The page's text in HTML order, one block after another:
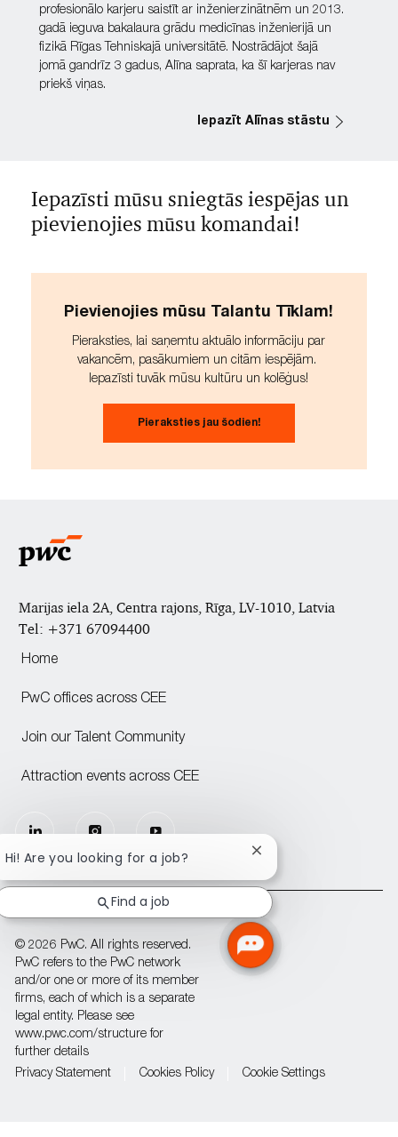
profesionālo karjeru saistīt ar inženierzinātnēm un 2013.
gadā ieguva bakalaura grādu medicīnas inženierijā un
fizikā Rīgas Tehniskajā universitātē. Nostrādājot šajā
jomā gandrīz 3 gadus, Alīna saprata, ka šī karjeras nav
priekš viņas.
Iepazīt Alīnas stāstu
Iepazīsti mūsu sniegtās iespējas un
pievienojies mūsu komandai!
Pievienojies mūsu Talantu Tīklam!
Pieraksties, lai saņemtu aktuālo informāciju par
vakancēm, pasākumiem un citām iespējām.
Iepazīsti tuvāk mūsu kultūru un kolēģus!
Pieraksties jau šodien!
Marijas iela 2A, Centra rajons, Rīga, LV-1010, Latvia​​​​​​​
Tel: +371 67094400
Home
PwC offices across CEE
Join our Talent Community
Attraction events across CEE
follow
us
© 2026 PwC. All rights reserved.
PwC refers to the PwC network
and/or one or more of its member
firms, each of which is a separate
legal entity. Please see
www.pwc.com/structure for
further details
Privacy Statement
Cookies Policy Cookie Settings
Hi! Are you looking for a job?
Close
chatbot
notification
Find a job